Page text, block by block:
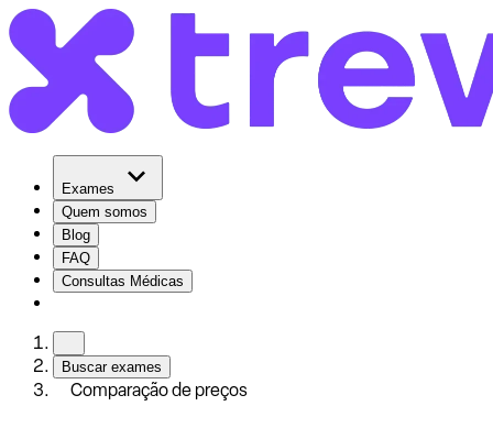
Exames
Quem somos
Blog
FAQ
Consultas Médicas
Buscar exames
Comparação de preços